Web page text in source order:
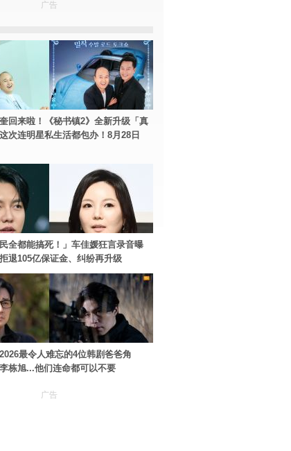
广告
回来啦！《秘书镇2》全新升级「真
次连明星私生活都包办！8月28日
民全都能搞死！」车佳媛狂言录音曝
退105亿保证金、纠纷再升级
最令人难忘的4位韩剧爸爸角
栋旭...他们连命都可以不要
广告